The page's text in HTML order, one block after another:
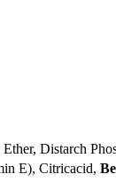
Distarch
E), Citricacid,